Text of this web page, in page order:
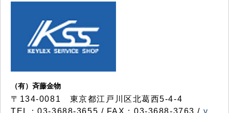
（有）斉藤金物
〒134-0081 東京都江戸川区北葛西5-4-4
TEL：03-3688-3655 / FAX：03-3688-3763 / y